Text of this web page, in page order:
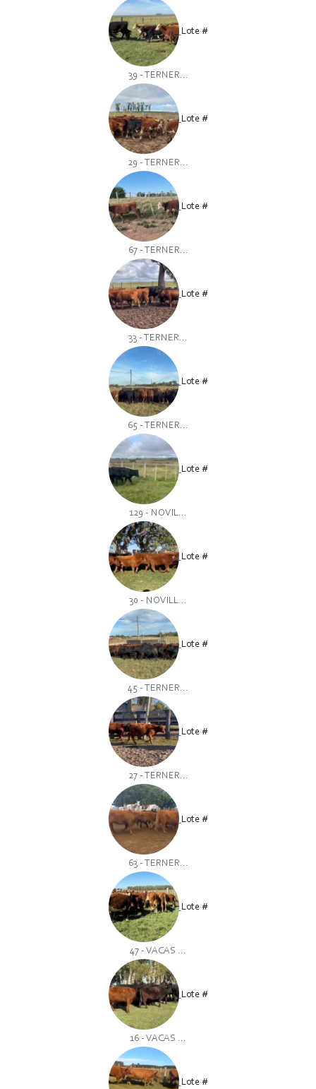
Lote #
39 - TERNER...
Lote #
29 - TERNER...
Lote #
67 - TERNER...
Lote #
33 - TERNER...
Lote #
65 - TERNER...
Lote #
129 - NOVIL...
Lote #
30 - NOVILL...
Lote #
45 - TERNER...
Lote #
27 - TERNER...
Lote #
63 - TERNER...
Lote #
47 - VACAS ...
Lote #
16 - VACAS ...
Lote #